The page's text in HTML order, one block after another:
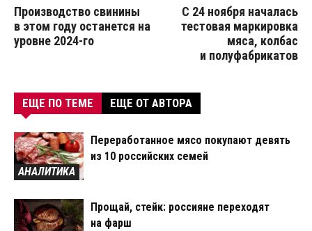
Производство свинины
в этом году останется на
уровне 2024-го
С 24 ноября началась
тестовая маркировка
мяса, колбас
и полуфабрикатов
ЕЩЕ ПО ТЕМЕ ЕЩЕ ОТ АВТОРА
АНАЛИТИКА
Переработанное мясо покупают девять
из 10 российских семей
Прощай, стейк: россияне переходят
на фарш